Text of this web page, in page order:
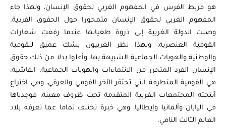
هو مربط الفرس في المفهوم الغربي لحقوق الإنسان، ولهذا جاء
المفهوم الغربي لحقوق الإنسان متمحورا حول الحقوق الفردية.
وصلت الدولة الغربية إلى ذروة طغيانها عندما رفعت شعارات
القومية العنصرية، ولهذا نظر الغربيون بشك عميق للقومية
والوطنية والهويات الجماعية الشبيهة بها، وأعلوا بدلا من ذلك حقوق
الإنسان الفرد المتحرر من الانتماءات والهويات الجماعية. الفاشية،
هي القومية المتطرفة التي تحتقر الآخر القومي والعرقي، وهي اختراع
أنتجته المجتمعات الغربية المتقدمة تحت ظروف معينة، فوجدناها
في اليابان وألمانيا وإيطاليا، وهي خبرة تختلف تماما عما تعرفه بلاد
العالم الثالث النامي.